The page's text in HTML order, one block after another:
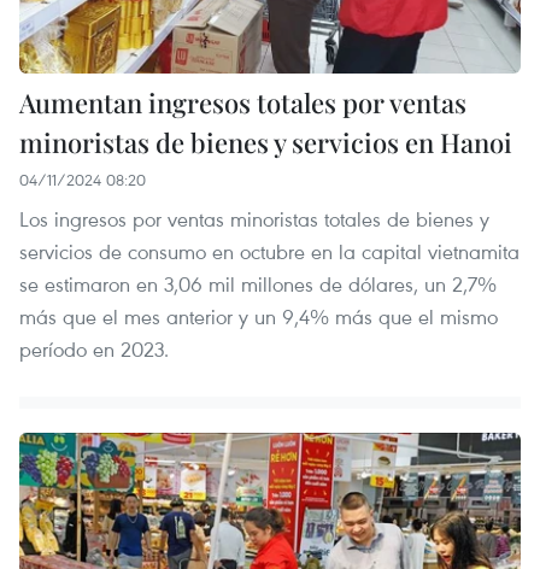
Aumentan ingresos totales por ventas
minoristas de bienes y servicios en Hanoi
04/11/2024 08:20
Los ingresos por ventas minoristas totales de bienes y
servicios de consumo en octubre en la capital vietnamita
se estimaron en 3,06 mil millones de dólares, un 2,7%
más que el mes anterior y un 9,4% más que el mismo
período en 2023.